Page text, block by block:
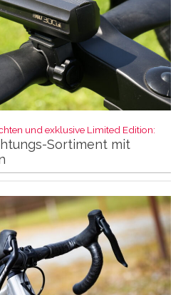
und exklusive Limited Edition:
Sortiment mit